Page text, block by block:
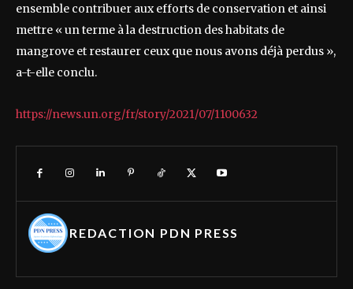
ensemble contribuer aux efforts de conservation et ainsi
mettre « un terme à la destruction des habitats de
mangrove et restaurer ceux que nous avons déjà perdus »,
a-t-elle conclu.
https://news.un.org/fr/story/2021/07/1100632
REDACTION PDN PRESS